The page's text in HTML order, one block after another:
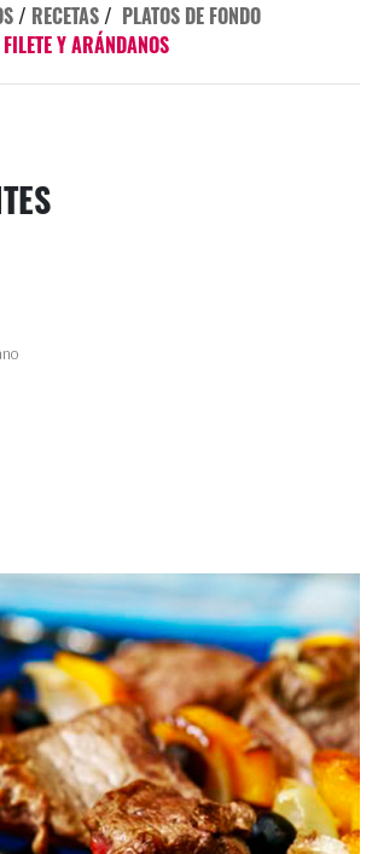
/ RECETAS/ PLATOS DE FONDO
Y ARÁNDANOS